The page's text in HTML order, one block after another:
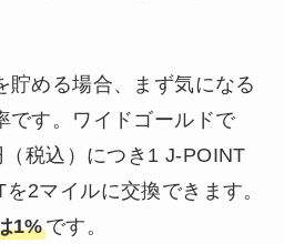
貯める場合、まず気になる
です。ワイドゴールドで
税込）につき1 J-POINT
2マイルに交換できます。
1%です。